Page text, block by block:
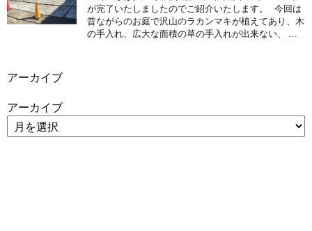
が完了いたしましたのでご紹介いたします。 今回は
昔ながらのお庭で沢山のラカンマキが植えてあり、木
の手入れ、広大な面積の草の手入れが出来ない、 …
アーカイブ
アーカイブ